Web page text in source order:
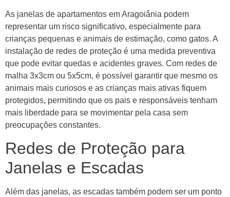
As janelas de apartamentos em Aragoiânia podem
representar um risco significativo, especialmente para
crianças pequenas e animais de estimação, como gatos. A
instalação de redes de proteção é uma medida preventiva
que pode evitar quedas e acidentes graves. Com redes de
malha 3x3cm ou 5x5cm, é possível garantir que mesmo os
animais mais curiosos e as crianças mais ativas fiquem
protegidos, permitindo que os pais e responsáveis tenham
mais liberdade para se movimentar pela casa sem
preocupações constantes.
Redes de Proteção para
Janelas e Escadas
Além das janelas, as escadas também podem ser um ponto